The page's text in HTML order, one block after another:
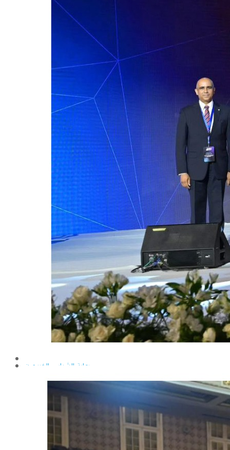
للحصول على البريد الالكترونى للطالب
التدريب الميداني
نادى الطلاب المتفوقين
الدراسات العليا والبحوث والعلاقات الثقافية
عن قطاع الدراسات العليا والبحوث
إدارة العلاقات الثقافية
المصاريف الدراسية لطلاب الدراسات العليا
البرامج الدراسية
الدكتوراة
برنامج الماجستير
برنامج الماجستير المهنى
ماجستير الأدارة المستدامة للأراضى
لوائح برامج الدراسات العليا
(الأوراق المطلوبة للتسجيل (ماجستير/ دكتوراه
التقدم للدراسات العليا إلكترونيا
شروط قبول الطلاب الوافديين
متطلبات منح درجة الدكتوراة
إيداع الرسائل بالمكتبة المركزية
نماذج البعثات والمهمات العلمية
قواعد كتابة الرسائل العلمية
محطة التجارب و البحوث الزراعية
خدمة المجتمع وتنمية البيئة
تقرير قطاع شئون البيئة و خدمة المجتمع
عن قطاع خدمة المجتمع وتنمية البيئة
الخطة السنوية للقطاع
وحدة الأزمات والكوارث
رعاية الشباب والخريجون
رعاية الشباب
الخدمات التى تقدمها الإدارة
كيفية مشاركة الطالب فى النشاط